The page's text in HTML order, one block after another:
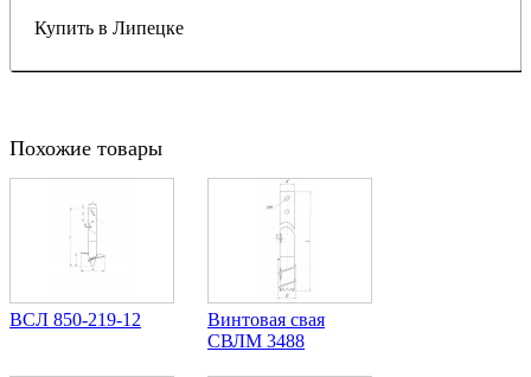
Купить в Липецке
Похожие товары
ВСЛ 850-219-12
Винтовая свая
СВЛМ 3488